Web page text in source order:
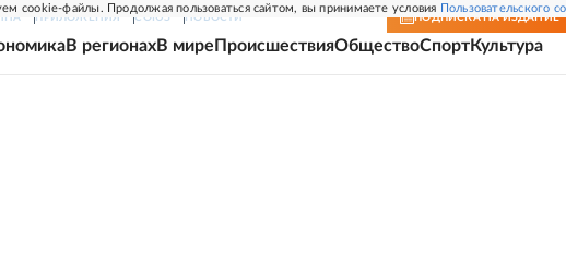
cookie-файлы. Продолжая пользоваться сайтом, вы принимаете условия Пользовательского
ПРИЛОЖЕНИЯ СОЮЗ НОВОСТИ ПОДПИСКА НА ИЗДАНИЕ
В регионахВ мире ПроисшествияОбществоСпортКультура